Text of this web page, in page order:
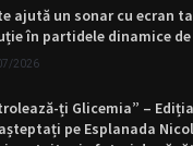
ajută un sonar cu ecran
în partidele dinamice
2026
ți Glicemia” –
pe Esplanada